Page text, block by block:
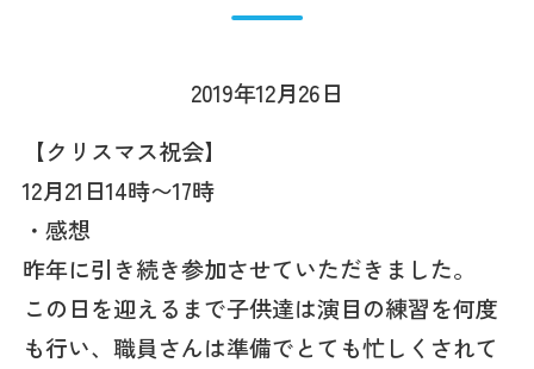
2019年12月26日
【クリスマス祝会】
12月21日14時〜17時
・感想
昨年に引き続き参加させていただきました。
この日を迎えるまで子供達は演目の練習を何度
も行い、職員さんは準備でとても忙しくされて